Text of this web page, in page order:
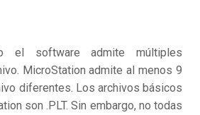
el software admite múltiples
MicroStation admite al menos 9
diferentes. Los archivos básicos
son .PLT. Sin embargo, no todas